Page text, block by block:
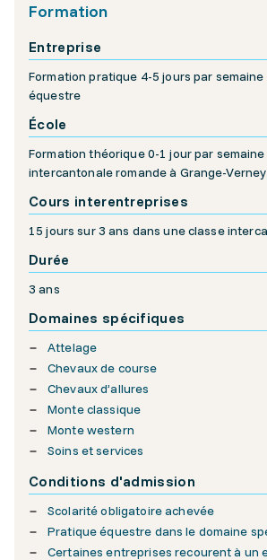
Formation
Entreprise
Formation pratique 4-5 jours par
équestre
École
Formation théorique 0-1 jour par
intercantonale romande à Grange-Verney
Cours interentreprises
15 jours sur 3 ans dans une classe
Durée
3 ans
Domaines spécifiques
Attelage
Chevaux de course
Chevaux d’allures
Monte classique
Monte western
Soins et services
Conditions d'admission
Scolarité obligatoire achevée
Pratique équestre dans le domaine
Certaines entreprises recourent à un